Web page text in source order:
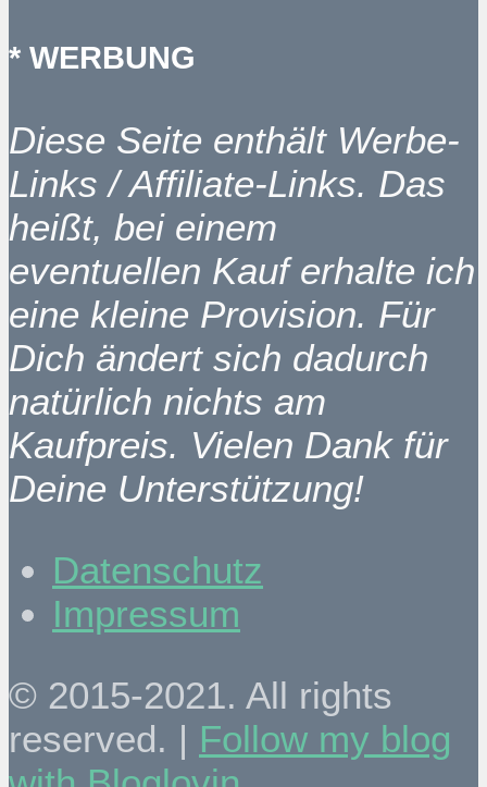
* WERBUNG
Diese Seite enthält Werbe-
Links / Affiliate-Links. Das
heißt, bei einem
eventuellen Kauf erhalte ich
eine kleine Provision. Für
Dich ändert sich dadurch
natürlich nichts am
Kaufpreis. Vielen Dank für
Deine Unterstützung!
Datenschutz
Impressum
© 2015-2021. All rights
reserved. | Follow my blog